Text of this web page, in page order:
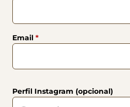
Email *
Perfil Instagram (opcional)